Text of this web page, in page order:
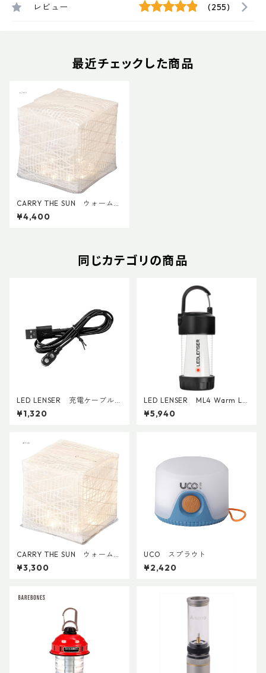
レビュー (255)
最近チェックした商品
CARRY THE SUN ウォームラ
イトミディアム
¥4,400
同じカテゴリの商品
LED LENSER 充電ケーブル
（型番：SP500990_CC）
¥1,320
LED LENSER ML4 Warm Li
ght
¥5,940
CARRY THE SUN ウォームラ
イトスモール
¥3,300
UCO スプラウト
¥2,420